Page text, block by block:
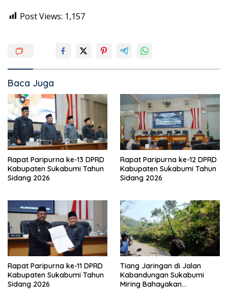
Post Views: 1,157
Baca Juga
Rapat Paripurna ke-13 DPRD
Kabupaten Sukabumi Tahun
Sidang 2026
Rapat Paripurna ke-12 DPRD
Kabupaten Sukabumi Tahun
Sidang 2026
Rapat Paripurna ke-11 DPRD
Kabupaten Sukabumi Tahun
Sidang 2026
Tiang Jaringan di Jalan
Kabandungan Sukabumi
Miring Bahayakan